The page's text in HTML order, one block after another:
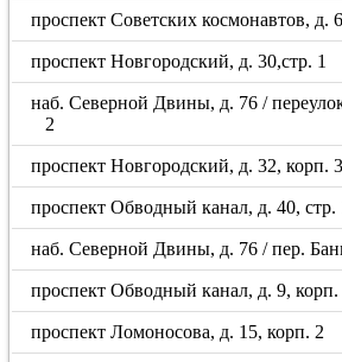
проспект Советских космонавтов, д.
проспект Новгородский, д. 30,стр. 1
наб. Северной Двины, д. 76 /
2
проспект Новгородский, д. 32, корп.
проспект Обводный канал, д. 40, стр.
наб. Северной Двины, д. 76 / пер.
проспект Обводный канал, д. 9, корп.
проспект Ломоносова, д. 15, корп. 2